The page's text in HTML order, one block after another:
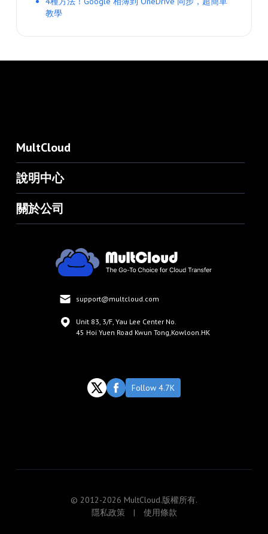
教學
MultCloud
說明中心
關於公司
support@multcloud.com
Unit 83, 3/F, Yau Lee Center No.
45 Hoi Yuen Road Kwun Tong,Kowloon.HK
Follow 4.7K
© 2012-2026 MultCloud.版權所有.
隱私政策
| 使用條款